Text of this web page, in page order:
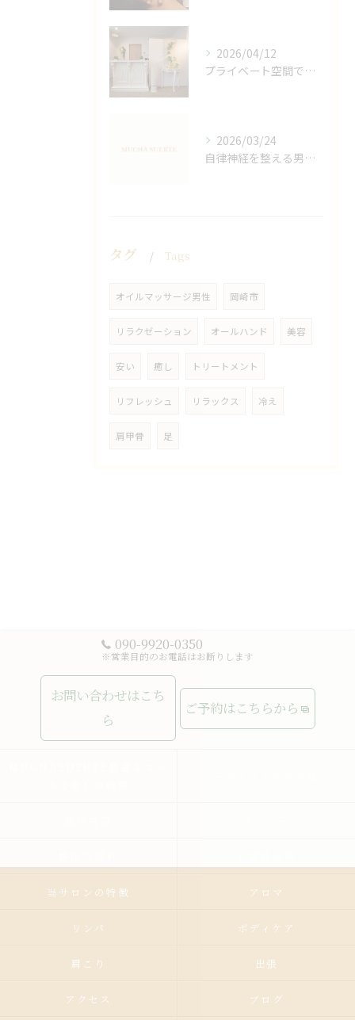
2026/04/12
プライベート空間で極上アロマリンパケアの効果
2026/03/24
自律神経を整える男性オイルマッサージ
タグ Tags
オイルマッサージ男性 岡崎市
リラクゼーション オールハンド 美容
安い 癒し トリートメント
リフレッシュ リラックス 冷え
肩甲骨 足
090-9920-0350
※営業目的のお電話はお断りします
お問い合わせはこち
ら
ご予約はこちらから
当サロンの特徴 アロマ
リンパ ボディケア
肩こり 出張
アクセス ブログ